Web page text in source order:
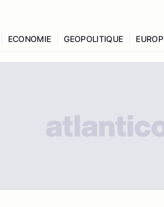
ECONOMIE GEOPOLITIQUE